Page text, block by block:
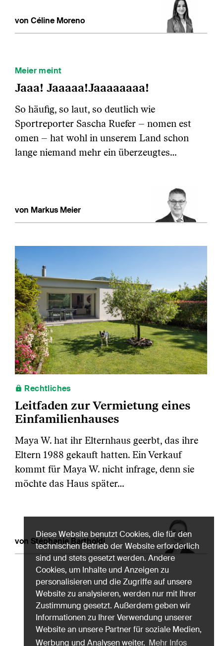
von Céline Moreno
Meier meint
Jaaa! Jaaaaa!Jaaaaaaaa!
So häufig, so laut, so deutlich wie
Sportreporter Sascha Ruefer – nomen est
omen – hat wohl in unserem Land schon
lange niemand mehr ein überzeugtes…
von Markus Meier
Rechtliches
Leitfaden zur Vermietung eines
Einfamilienhauses
Maya W. hat ihr Elternhaus geerbt, das ihre
Eltern 1988 gekauft hatten. Ein Verkauf
kommt für Maya W. nicht infrage, denn sie
möchte das Haus später…
von Stéphanie Bartholdi
Diese Website benutzt Cookies, die für den
technischen Betrieb der Website erforderlich
sind und stets gesetzt werden. Andere
Cookies, um Inhalte und Anzeigen zu
personalisieren und die Zugriffe auf unsere
Website zu analysieren, werden nur mit Ihrer
Zustimmung gesetzt. Außerdem geben wir
Informationen zu Ihrer Verwendung unserer
Website an unsere Partner für soziale Medien,
Werbung und Analysen weiter. Mehr Infos